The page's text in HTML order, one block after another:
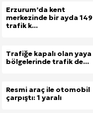
Erzurum’da kent
merkezinde bir ayda 149
trafik k...
Trafiğe kapalı olan yaya
bölgelerinde trafik de...
Resmi araç ile otomobil
çarpıştı: 1 yaralı